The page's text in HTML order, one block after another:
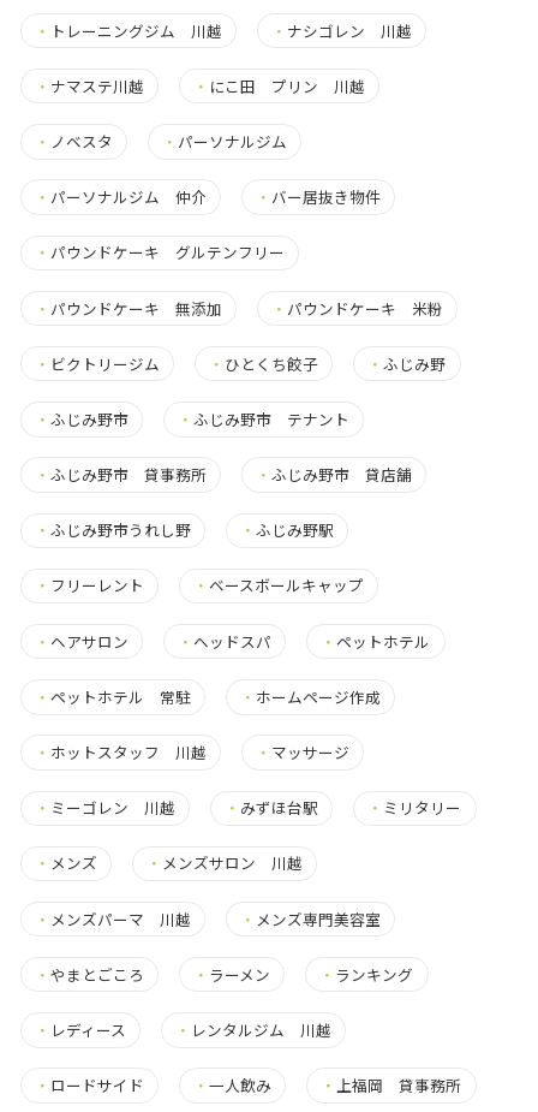
・ トレーニングジム 川越 ・ ナシゴレン 川越
・ ナマステ川越 ・ にこ田 プリン 川越
・ ノベスタ ・ パーソナルジム
・ パーソナルジム 仲介 ・ バー居抜き物件
・ パウンドケーキ グルテンフリー
・ パウンドケーキ 無添加 ・ パウンドケーキ 米粉
・ ビクトリージム ・ ひとくち餃子 ・ふじみ野
・ ふじみ野市 ・ふじみ野市 テナント
・ ふじみ野市 貸事務所 ・ふじみ野市 貸店舗
・ ふじみ野市うれし野 ・ふじみ野駅
・ フリーレント ・ ベースボールキャップ
・ ヘアサロン ・ ヘッドスパ ・ペットホテル
・ ペットホテル 常駐 ・ ホームページ作成
・ ホットスタッフ 川越 ・ マッサージ
・ ミーゴレン 川越 ・ みずほ台駅 ・ ミリタリー
・ メンズ ・ メンズサロン 川越
・ メンズパーマ 川越 ・ メンズ専門美容室
・ やまとごころ ・ ラーメン ・ ランキング
・ レディース ・ レンタルジム 川越
・ ロードサイド ・一人飲み ・上福岡 貸事務所